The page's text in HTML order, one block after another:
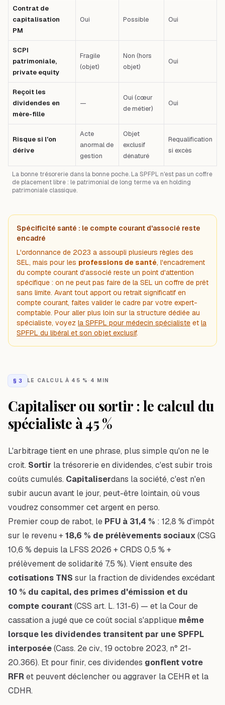
La bonne trésorerie dans la bonne poche. La SPFPL n'est pas un coffre
de placement libre : le patrimonial de long terme va en holding
patrimoniale classique.
Contrat de
capitalisation
PM
Oui Possible Oui
SCPI
patrimoniale,
private equity
Fragile
(objet)
Non (hors
objet)
Oui
Reçoit les
dividendes en
mère-fille
—
Oui (cœur
de métier)
Oui
Risque si l'on
dérive
Acte
anormal de
gestion
Objet
exclusif
dénaturé
Requalification
si excès
Spécificité santé : le compte courant d'associé reste
encadré
L'ordonnance de 2023 a assoupli plusieurs règles des
SEL, mais pour les professions de santé, l'encadrement
du compte courant d'associé reste un point d'attention
spécifique : on ne peut pas faire de la SEL un coffre de prêt
sans limite. Avant tout apport ou retrait significatif en
compte courant, faites valider le cadre par votre expert-
comptable. Pour aller plus loin sur la structure dédiée au
spécialiste, voyez la SPFPL pour médecin spécialiste et la
SPFPL du libéral et son objet exclusif.
§ 3 LE CALCUL À 45 % · 4 MIN
Capitaliser ou sortir : le calcul du
spécialiste à 45 %
L'arbitrage tient en une phrase, plus simple qu'on ne le
croit. Sortir la trésorerie en dividendes, c'est subir trois
coûts cumulés. Capitaliserdans la société, c'est n'en
subir aucun avant le jour, peut-être lointain, où vous
voudrez consommer cet argent en perso.
Premier coup de rabot, le PFU à 31,4 % : 12,8 % d'impôt
sur le revenu +18,6 % de prélèvements sociaux(CSG
10,6 % depuis la LFSS 2026 + CRDS 0,5 % +
prélèvement de solidarité 7,5 %). Vient ensuite des
cotisations TNS sur la fraction de dividendes excédant
10 % du capital, des primes d'émission et du
compte courant(CSS art. L. 131-6) — et la Cour de
cassation a jugé que ce coût social s'applique même
lorsque les dividendes transitent par une SPFPL
interposée(Cass. 2e civ., 19 octobre 2023, n° 21-
20.366). Et pour finir, ces dividendes gonflent votre
RFR et peuvent déclencher ou aggraver la CEHR et la
CDHR.